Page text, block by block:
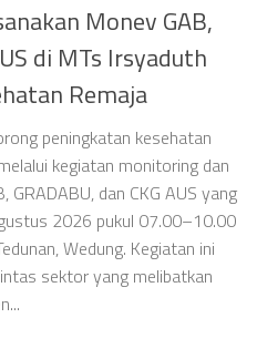
Monev GAB,
di MTs Irsyaduth
Remaja
peningkatan kesehatan
kegiatan monitoring dan
dan CKG AUS yang
2026 pukul 07.00–10.00
Wedung. Kegiatan ini
sektor yang melibatkan